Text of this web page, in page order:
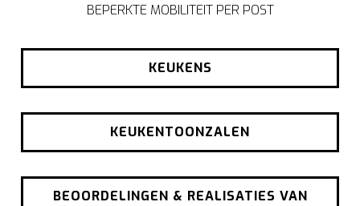
BEPERKTE MOBILITEIT PER POST
KEUKENS
KEUKENTOONZALEN
BEOORDELINGEN & REALISATIES VAN